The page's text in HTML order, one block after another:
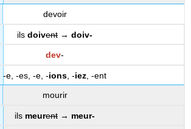
devoir
ils doivent → doiv-
dev-
-e, -es, -e, -ions , -iez , -ent
mourir
ils meurent → meur-